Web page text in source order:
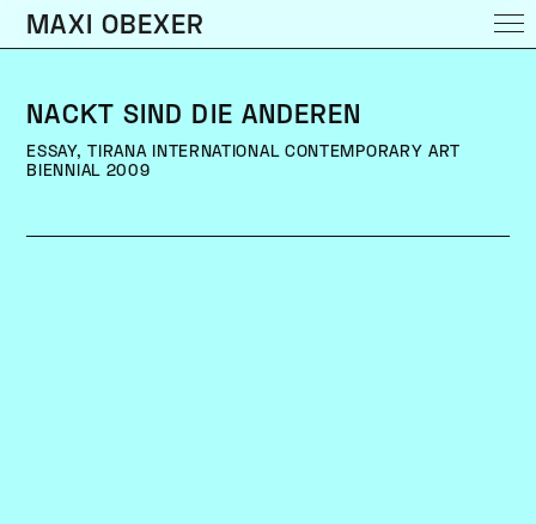
MAXI OBEXER
NACKT SIND DIE ANDEREN
ESSAY, TIRANA INTERNATIONAL CONTEMPORARY ART
BIENNIAL 2009